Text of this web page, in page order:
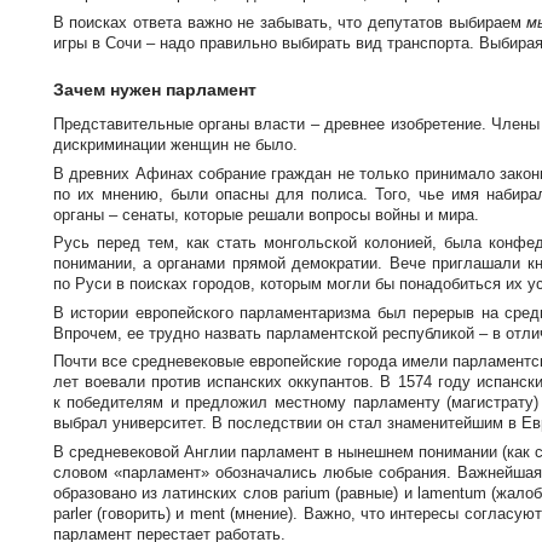
В поисках ответа важно не забывать, что депутатов выбираем
игры в Сочи – надо правильно выбирать вид транспорта.
Зачем нужен парламент
Представительные органы власти – древнее изобретение.
дискриминации женщин не было.
В древних Афинах собрание граждан не только принимало
по их мнению, были опасны для полиса. Того, чье имя
органы – сенаты, которые решали вопросы войны и мира.
Русь перед тем, как стать монгольской колонией, была
понимании, а органами прямой демократии. Вече приглашали
по Руси в поисках городов, которым могли бы понадобиться их
В истории европейского парламентаризма был перерыв на
Впрочем, ее трудно назвать парламентской республикой – в
Почти все средневековые европейские города имели
лет воевали против испанских оккупантов. В 1574 году
к победителям и предложил местному парламенту
выбрал университет. В последствии он стал знаменитейшим в
В средневековой Англии парламент в нынешнем понимании (как
словом «парламент» обозначались любые собрания.
образовано из латинских слов parium (равные) и lamentum
parler (говорить) и ment (мнение). Важно, что интересы
парламент перестает работать.